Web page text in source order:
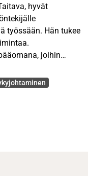
hyvät
työssään. Hän tukee
joihin
niin myös
johtaminen
joista työkyky